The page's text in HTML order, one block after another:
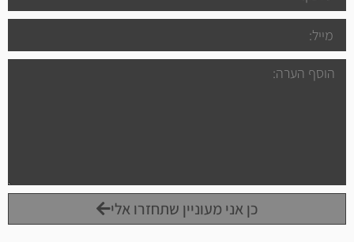
כן אני מעוניין שתחזרו אלי